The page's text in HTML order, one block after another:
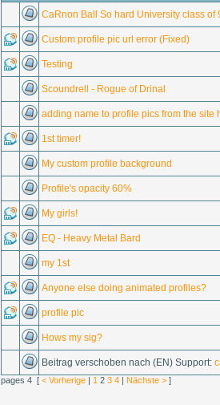
CaRnon Ball So hard University class of
Custom profile pic url error (Fixed)
Testing
Scoundrell - Rogue of Drinal
adding name to profile pics from the site
1st timer!
My custom profile background
Profile's opacity 60%
My girls!
EQ - Heavy Metal Bard
my 1st
Anyone else doing animated profiles?
profile pic
Hows my sig?
Beitrag verschoben nach (EN) Support:
pages 4 [ < Vorherige | 1 2 3 4 | Nächste > ]